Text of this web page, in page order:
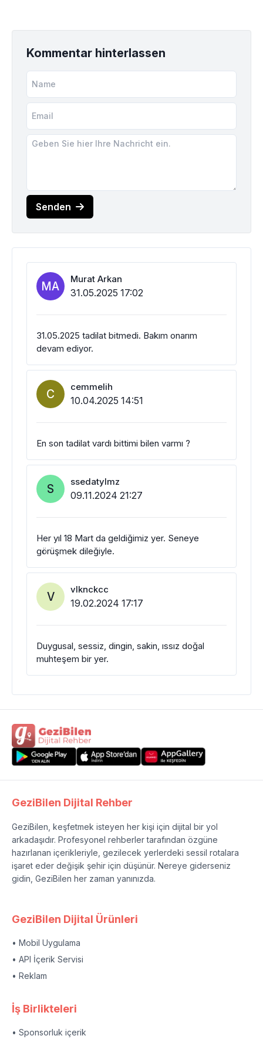
Kommentar hinterlassen
Senden
MA Murat Arkan
31.05.2025 17:02
31.05.2025 tadilat bitmedi. Bakım onarım
devam ediyor.
C cemmelih
10.04.2025 14:51
En son tadilat vardı bittimi bilen varmı ?
S ssedatylmz
09.11.2024 21:27
Her yıl 18 Mart da geldiğimiz yer. Seneye
görüşmek dileğiyle.
V vlknckcc
19.02.2024 17:17
Duygusal, sessiz, dingin, sakin, ıssız doğal
muhteşem bir yer.
GeziBilen Dijital Rehber
GeziBilen, keşfetmek isteyen her kişi için dijital bir yol
arkadaşıdır. Profesyonel rehberler tarafından özgüne
hazırlanan içerikleriyle, gezilecek yerlerdeki sessil rotalara
işaret eder değişik şehir için düşünür. Nereye giderseniz
gidin, GeziBilen her zaman yanınızda.
GeziBilen Dijital Ürünleri
• Mobil Uygulama
• API İçerik Servisi
• Reklam
İş Birlikteleri
• Sponsorluk içerik